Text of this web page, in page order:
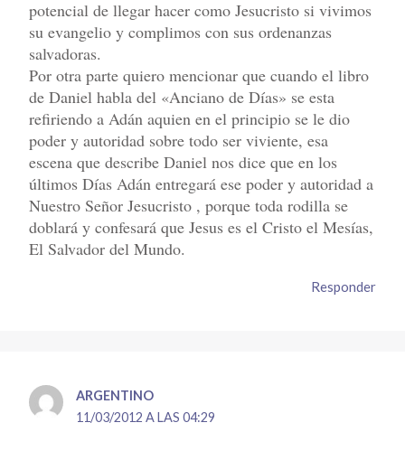
potencial de llegar hacer como Jesucristo si vivimos
su evangelio y complimos con sus ordenanzas
salvadoras.
Por otra parte quiero mencionar que cuando el libro
de Daniel habla del «Anciano de Días» se esta
refiriendo a Adán aquien en el principio se le dio
poder y autoridad sobre todo ser viviente, esa
escena que describe Daniel nos dice que en los
últimos Días Adán entregará ese poder y autoridad a
Nuestro Señor Jesucristo , porque toda rodilla se
doblará y confesará que Jesus es el Cristo el Mesías,
El Salvador del Mundo.
Responder
ARGENTINO
11/03/2012 A LAS 04:29